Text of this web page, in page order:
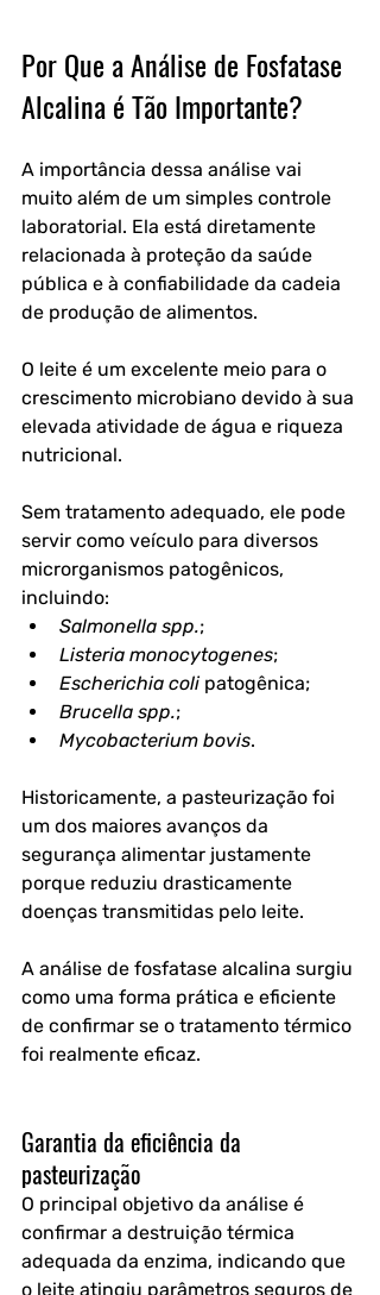
Por Que a Análise de Fosfatase
Alcalina é Tão Importante?
A importância dessa análise vai
muito além de um simples controle
laboratorial. Ela está diretamente
relacionada à proteção da saúde
pública e à confiabilidade da cadeia
de produção de alimentos.
O leite é um excelente meio para o
crescimento microbiano devido à sua
elevada atividade de água e riqueza
nutricional.
Sem tratamento adequado, ele pode
servir como veículo para diversos
microrganismos patogênicos,
incluindo:
Salmonella spp.;
Listeria monocytogenes;
Escherichia coli patogênica;
Brucella spp.;
Mycobacterium bovis.
Historicamente, a pasteurização foi
um dos maiores avanços da
segurança alimentar justamente
porque reduziu drasticamente
doenças transmitidas pelo leite.
A análise de fosfatase alcalina surgiu
como uma forma prática e eficiente
de confirmar se o tratamento térmico
foi realmente eficaz.
Garantia da eficiência da
pasteurização
O principal objetivo da análise é
confirmar a destruição térmica
adequada da enzima, indicando que
o leite atingiu parâmetros seguros de